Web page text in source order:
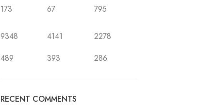
173
67
795
9348
489
4141
393
2278
286
RECENT COMMENTS